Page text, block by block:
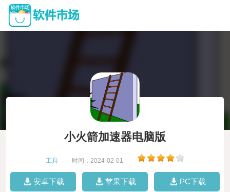
小火箭加速器电脑版
工具 时间：2024-02-01
安卓下载 苹果下载 PC下载